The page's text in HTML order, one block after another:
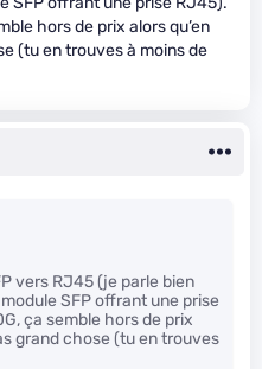
hors de prix alors qu’en
(tu en trouves à moins de
vers RJ45 (je parle bien
SFP offrant une prise
ça semble hors de prix
grand chose (tu en trouves